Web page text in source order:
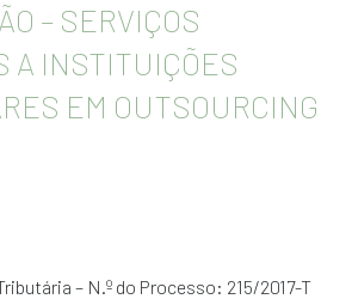
– SERVIÇOS
A INSTITUIÇÕES
EM OUTSOURCING
– N.º do Processo: 215/2017-T